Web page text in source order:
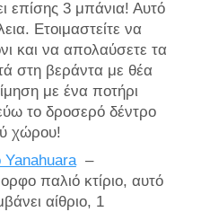
επίσης 3 μπάνια! Αυτό
Ετοιμαστείτε να
και να απολαύσετε τα
στη βεράντα με θέα
με ένα ποτήρι
το δροσερό δέντρο
χώρου!
–
παλιό κτίριο, αυτό
αίθριο, 1